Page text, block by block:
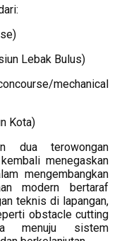
Lebak Bulus)
mechanical
Kota)
dua terowongan
menegaskan
mengembangkan
modern bertaraf
teknis di lapangan,
obstacle cutting
menuju sistem